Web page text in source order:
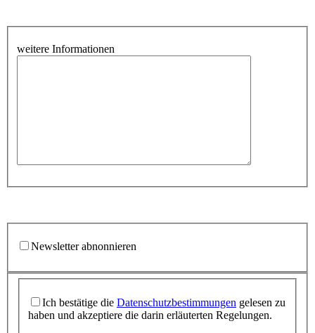
weitere Informationen
Newsletter abnonnieren
Ich bestätige die Datenschutzbestimmungen gelesen zu
haben und akzeptiere die darin erläuterten Regelungen.